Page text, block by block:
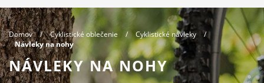
Domov Cyklistické oblečenie
Cyklistické návleky
Návleky na nohy
NÁVLEKY NA NOHY